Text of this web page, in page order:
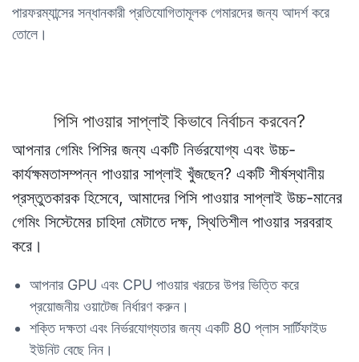
পারফরম্যান্সের সন্ধানকারী প্রতিযোগিতামূলক গেমারদের জন্য আদর্শ করে
তোলে।
পিসি পাওয়ার সাপ্লাই কিভাবে নির্বাচন করবেন?
আপনার গেমিং পিসির জন্য একটি নির্ভরযোগ্য এবং উচ্চ-
কার্যক্ষমতাসম্পন্ন পাওয়ার সাপ্লাই খুঁজছেন? একটি শীর্ষস্থানীয়
প্রস্তুতকারক হিসেবে, আমাদের পিসি পাওয়ার সাপ্লাই উচ্চ-মানের
গেমিং সিস্টেমের চাহিদা মেটাতে দক্ষ, স্থিতিশীল পাওয়ার সরবরাহ
করে।
আপনার GPU এবং CPU পাওয়ার খরচের উপর ভিত্তি করে
প্রয়োজনীয় ওয়াটেজ নির্ধারণ করুন।
শক্তি দক্ষতা এবং নির্ভরযোগ্যতার জন্য একটি 80 প্লাস সার্টিফাইড
ইউনিট বেছে নিন।